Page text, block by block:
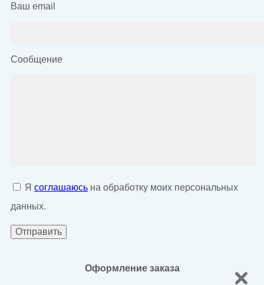
Ваш email
Сообщение
Я соглашаюсь на обработку моих персональных
данных.
Оформление заказа